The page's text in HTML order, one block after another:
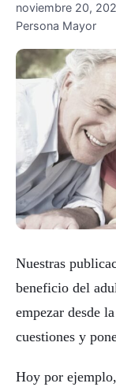
noviembre 20,
Persona Mayor
Nuestras
beneficio del
empezar desde
cuestiones y
Hoy por